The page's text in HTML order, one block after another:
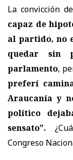
La convicción
capaz de
al partido, no
quedar sin
parlamento,
preferí
Araucanía y
político
sensato”.
Congreso